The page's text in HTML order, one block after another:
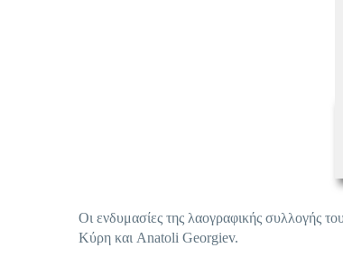
Οι ενδυμασίες της λαογραφικής συλλογής
Κύρη και Anatoli Georgiev.